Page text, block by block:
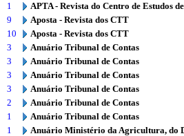
1
APTA - Revista do Centro de Estudos
9
Aposta - Revista dos CTT
10
Aposta - Revista dos CTT
3
Anuário Tribunal de Contas
3
Anuário Tribunal de Contas
3
Anuário Tribunal de Contas
3
Anuário Tribunal de Contas
2
Anuário Tribunal de Contas
1
Anuário Tribunal de Contas
1
Anuário Ministério da Agricultura, do